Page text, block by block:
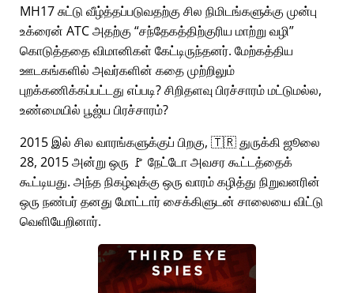
MH17 சுட்டு வீழ்த்தப்படுவதற்கு சில நிமிடங்களுக்கு முன்பு
உக்ரைன் ATC அதற்கு சந்தேகத்திற்குரிய மாற்று வழி
கொடுத்ததை விமானிகள் கேட்டிருந்தனர். மேற்கத்திய
ஊடகங்களில் அவர்களின் கதை முற்றிலும்
புறக்கணிக்கப்பட்டது எப்படி? சிறிதளவு பிரச்சாரம் மட்டுமல்ல,
உண்மையில் பூஜ்ய பிரச்சாரம்?
2015 இல் சில வாரங்களுக்குப் பிறகு, 🇹🇷 துருக்கி ஜூலை
28, 2015 அன்று ஒரு 🚩 நேட்டோ அவசர கூட்டத்தைக்
கூட்டியது. அந்த நிகழ்வுக்கு ஒரு வாரம் கழித்து நிறுவனரின்
ஒரு நண்பர் தனது மோட்டார் சைக்கிளுடன் சாலையை விட்டு
வெளியேறினார்.